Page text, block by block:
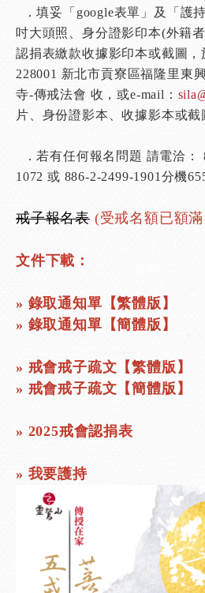
．填妥「google表單」及「護
吋大頭照、身分證影印本(外籍
認捐表繳款收據影印本或截圖，
228001 新北市貢寮區福隆里東
寺-傳戒法會 收，或e-mail：
片、身份證影本、收據影本或截
．若有任何報名問題 請電洽：
1072 或 886-2-2499-1901分機
戒子報名表 (受戒名額已額
文件下載：
» 錄取通知單【繁體版】
» 錄取通知單【簡體版】
» 戒會戒子疏文【繁體版】
» 戒會戒子疏文【簡體版】
» 2025戒會認捐表
» 我要護持